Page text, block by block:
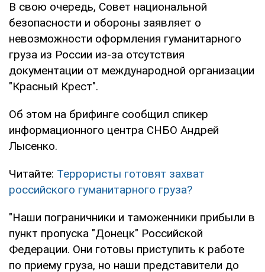
В свою очередь, Совет национальной
безопасности и обороны заявляет о
невозможности оформления гуманитарного
груза из России из-за отсутствия
документации от международной организации
"Красный Крест".
Об этом на брифинге сообщил спикер
информационного центра СНБО Андрей
Лысенко.
Читайте: Террористы готовят захват
российского гуманитарного груза?
"Наши пограничники и таможенники прибыли в
пункт пропуска "Донецк" Российской
Федерации. Они готовы приступить к работе
по приему груза, но наши представители до